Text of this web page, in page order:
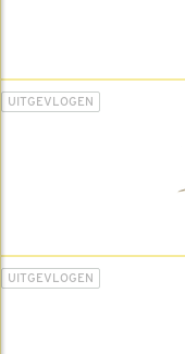
UITGEVLOGEN
UITGEVLOGEN